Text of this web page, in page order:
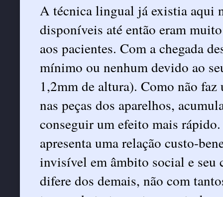
A técnica lingual já existia aqui
disponíveis até então eram
aos pacientes. Com a chegada
mínimo ou nenhum devido ao
1,2mm de altura). Como não
nas peças dos aparelhos,
conseguir um efeito mais
apresenta uma relação custo-
invisível em âmbito social e seu
difere dos demais, não com